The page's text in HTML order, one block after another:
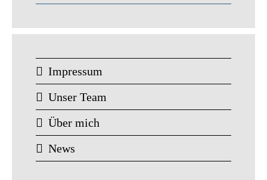
Impressum
Unser Team
Über mich
News